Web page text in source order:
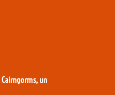
Cairngorms, un